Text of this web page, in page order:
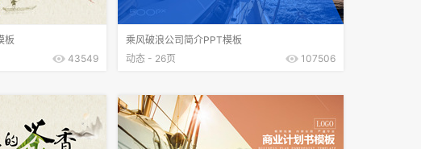
板
43549
乘风破浪公司简介PPT模板
动态 - 26页
107506